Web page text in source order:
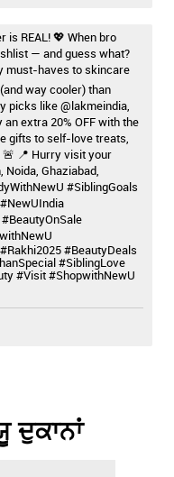
is REAL! 💖 When bro
— and guess what?
must-haves to skincare
way cooler) than
picks like @lakmeindia,
extra 20% OFF with the
gifts to self-love treats,
📍 Hurry visit your
Ghaziabad,
#SiblingGoals
#Rakhi2025#BeautyDeals
#SiblingLove
#Visit#ShopwithNewU
ਦੁਕਾਨਾਂ